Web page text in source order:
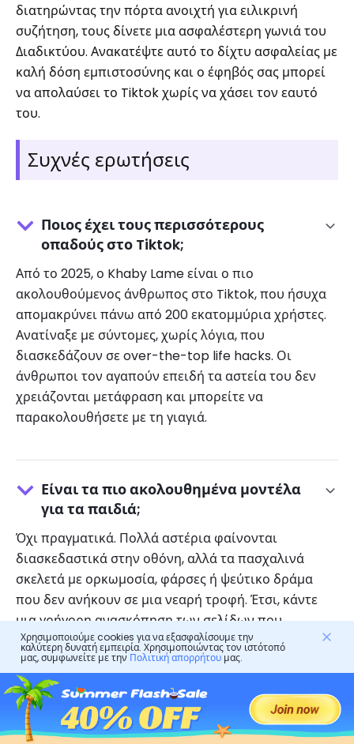
διατηρώντας την πόρτα ανοιχτή για ειλικρινή
συζήτηση, τους δίνετε μια ασφαλέστερη γωνιά του
Διαδικτύου. Ανακατέψτε αυτό το δίχτυ ασφαλείας με
καλή δόση εμπιστοσύνης και ο έφηβός σας μπορεί
να απολαύσει το Tiktok χωρίς να χάσει τον εαυτό
του.
Συχνές ερωτήσεις
Ποιος έχει τους περισσότερους
οπαδούς στο Tiktok;
Από το 2025, ο Khaby Lame είναι ο πιο
ακολουθούμενος άνθρωπος στο Tiktok, που ήσυχα
απομακρύνει πάνω από 200 εκατομμύρια χρήστες.
Ανατίναξε με σύντομες, χωρίς λόγια, που
διασκεδάζουν σε over-the-top life hacks. Οι
άνθρωποι τον αγαπούν επειδή τα αστεία του δεν
χρειάζονται μετάφραση και μπορείτε να
παρακολουθήσετε με τη γιαγιά.
Είναι τα πιο ακολουθημένα μοντέλα
για τα παιδιά;
Όχι πραγματικά. Πολλά αστέρια φαίνονται
διασκεδαστικά στην οθόνη, αλλά τα πασχαλινά
σκελετά με ορκωμοσία, φάρσες ή ψεύτικο δράμα
που δεν ανήκουν σε μια νεαρή τροφή. Έτσι, κάντε
μια γρήγορη ανασκόπηση των σελίδων που
ακολούθησαν και δημιουργήστε μια ισχυρή σχέση
με τα παιδιά σας, οπότε μπορείτε να μιλήσετε
ανοιχτά μαζί τους για το ποιοι ακολούθησαν και
τους καθοδηγούν προς τη σωστή κατεύθυνση.
Χρησιμοποιούμε cookies για να εξασφαλίσουμε την
καλύτερη δυνατή εμπειρία. Χρησιμοποιώντας τον ιστότοπό
μας, συμφωνείτε με την Πολιτική απορρήτουμας.